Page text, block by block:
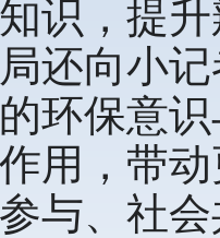
识，提
还向小
环保意
用，带
与、社